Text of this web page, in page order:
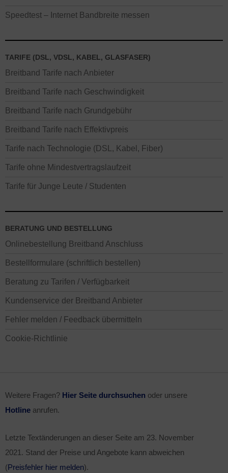
Speedtest – Internet Bandbreite messen
TARIFE (DSL, VDSL, KABEL, GLASFASER)
Breitband Tarife nach Anbieter
Breitband Tarife nach Geschwindigkeit
Breitband Tarife nach Grundgebühr
Breitband Tarife nach Effektivpreis
Tarife nach Technologie (DSL, Kabel, Fiber)
Tarife ohne Mindestvertragslaufzeit
Tarife für Junge Leute / Studenten
BERATUNG UND BESTELLUNG
Onlinebestellung Breitband Anschluss
Bestellformulare (schriftlich bestellen)
Beratung zu Tarifen / Verfügbarkeit
Kundenservice der Breitband Anbieter
Fehler melden / Feedback übermitteln
Cookie-Richtlinie
Weitere Fragen? Hier Seite durchsuchen oder unsere
Hotline anrufen.
Letzte Textänderungen an dieser Seite am 23. November
2021 . Stand der Preise und Angebote kann abweichen
(Preisfehler hier melden).